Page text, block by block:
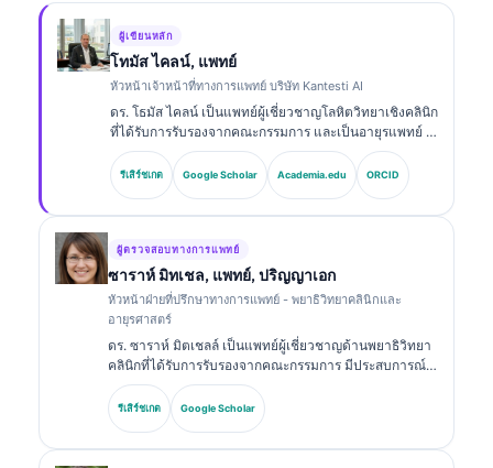
ผู้เขียนหลัก
โทมัส ไคลน์, แพทย์
หัวหน้าเจ้าหน้าที่ทางการแพทย์ บริษัท Kantesti AI
ดร. โธมัส ไคลน์ เป็นแพทย์ผู้เชี่ยวชาญโลหิตวิทยาเชิงคลินิก
ที่ได้รับการรับรองจากคณะกรรมการ และเป็นอายุรแพทย์ มี
ประสบการณ์มากกว่า 15 ปีด้านเวชศาสตร์ห้องปฏิบัติการ
และการวิเคราะห์ทางคลินิกที่ช่วยด้วย AI ในฐานะ Chief
Medical Officer ที่ Kantesti AI เขาให้การกำกับดูแลทาง
อย่างกว้างขวางเกี่ยวกับการตีความไบโอมาร์กเกอร์และ
การวินิจฉัยทางห้องปฏิบัติการในหัวข้อด้านเวชศาสตร์ห้อง
รีเสิร์ชเกต Google Scholar Academia.edu ORCID
ผู้ตรวจสอบทางการแพทย์
ซาราห์ มิทเชล, แพทย์, ปริญญาเอก
หัวหน้าฝ่ายที่ปรึกษาทางการแพทย์ - พยาธิวิทยาคลินิกและ
อายุรศาสตร์
ดร. ซาราห์ มิตเชลล์ เป็นแพทย์ผู้เชี่ยวชาญด้านพยาธิวิทยา
คลินิกที่ได้รับการรับรองจากคณะกรรมการ มีประสบการณ์
มากกว่า 18 ปีในด้านเวชศาสตร์ห้องปฏิบัติการและการ
วิเคราะห์การวินิจฉัย เธอมีวุฒิบัตรเฉพาะทางด้านเคมีคลินิก
และได้ตีพิมพ์อย่างกว้างขวางเกี่ยวกับชุดตรวจไบโอมาร์ก
รีเสิร์ชเกต Google Scholar